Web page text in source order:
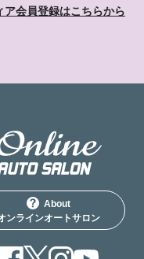
ア会員登録はこちらから
About
ンラインオートサロン